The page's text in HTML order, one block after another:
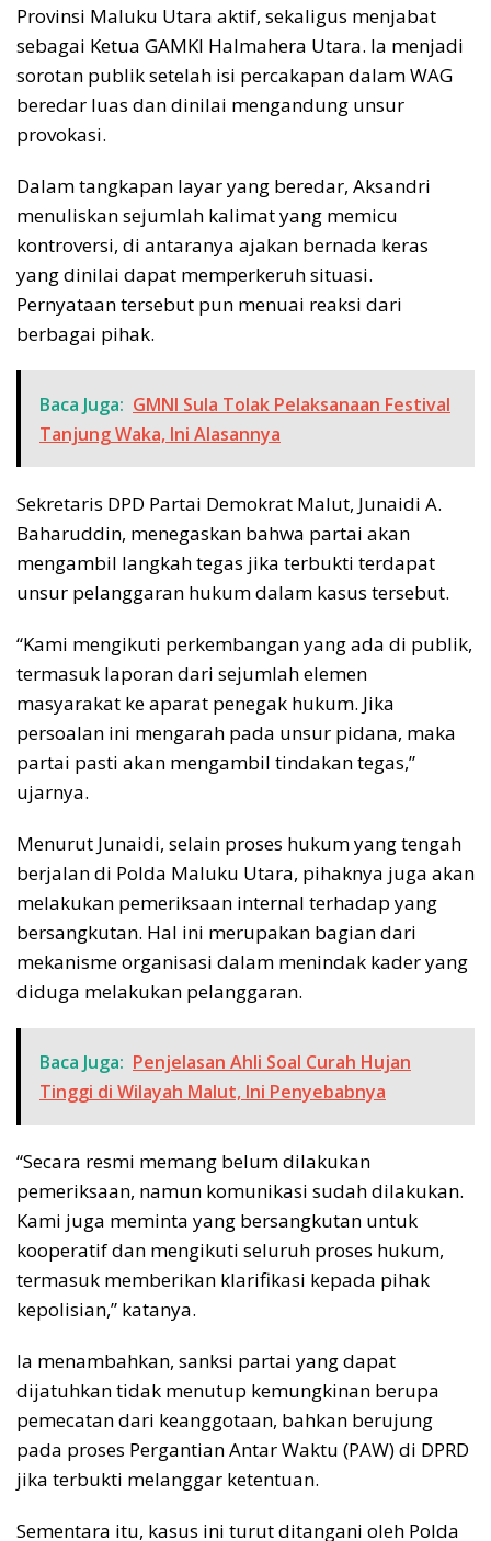
Provinsi Maluku Utara aktif, sekaligus menjabat
sebagai Ketua GAMKI Halmahera Utara. Ia menjadi
sorotan publik setelah isi percakapan dalam WAG
beredar luas dan dinilai mengandung unsur
provokasi.
Dalam tangkapan layar yang beredar, Aksandri
menuliskan sejumlah kalimat yang memicu
kontroversi, di antaranya ajakan bernada keras
yang dinilai dapat memperkeruh situasi.
Pernyataan tersebut pun menuai reaksi dari
berbagai pihak.
Baca Juga: GMNI Sula Tolak Pelaksanaan Festival
Tanjung Waka, Ini Alasannya
Sekretaris DPD Partai Demokrat Malut, Junaidi A.
Baharuddin, menegaskan bahwa partai akan
mengambil langkah tegas jika terbukti terdapat
unsur pelanggaran hukum dalam kasus tersebut.
“Kami mengikuti perkembangan yang ada di publik,
termasuk laporan dari sejumlah elemen
masyarakat ke aparat penegak hukum. Jika
persoalan ini mengarah pada unsur pidana, maka
partai pasti akan mengambil tindakan tegas,”
ujarnya.
Menurut Junaidi, selain proses hukum yang tengah
berjalan di Polda Maluku Utara, pihaknya juga akan
melakukan pemeriksaan internal terhadap yang
bersangkutan. Hal ini merupakan bagian dari
mekanisme organisasi dalam menindak kader yang
diduga melakukan pelanggaran.
Baca Juga: Penjelasan Ahli Soal Curah Hujan
Tinggi di Wilayah Malut, Ini Penyebabnya
“Secara resmi memang belum dilakukan
pemeriksaan, namun komunikasi sudah dilakukan.
Kami juga meminta yang bersangkutan untuk
kooperatif dan mengikuti seluruh proses hukum,
termasuk memberikan klarifikasi kepada pihak
kepolisian,” katanya.
Ia menambahkan, sanksi partai yang dapat
dijatuhkan tidak menutup kemungkinan berupa
pemecatan dari keanggotaan, bahkan berujung
pada proses Pergantian Antar Waktu (PAW) di DPRD
jika terbukti melanggar ketentuan.
Sementara itu, kasus ini turut ditangani oleh Polda